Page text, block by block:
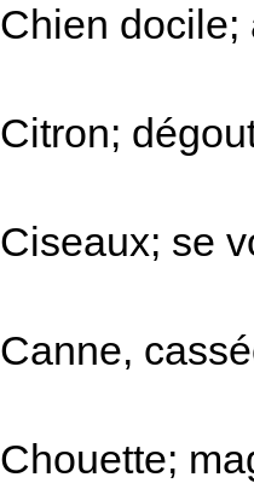
Chien docile;
Citron;
Ciseaux; se
Canne,
Chouette;